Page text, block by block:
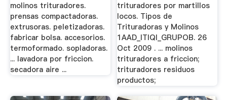
molinos trituradores.
prensas compactadoras.
extrusoras. peletizadoras.
fabricar bolsa. accesorios.
termoformado. sopladoras.
... lavadora por friccion.
secadora aire ...
trituradores por martillos
locos. Tipos de
Trituradoras y Molinos
1AAD_ITIQI_GRUPOB. 26
Oct 2009 . ... molinos
trituradores a friccion;
trituradores residuos
productos;